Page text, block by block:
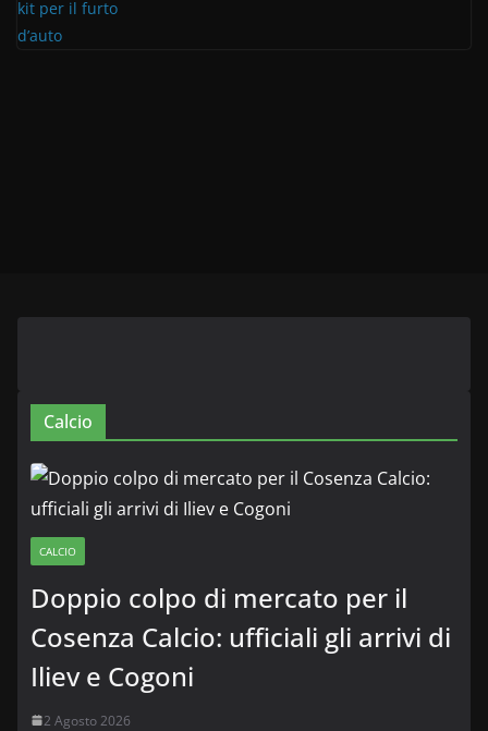
Calcio
CALCIO
Doppio colpo di mercato per il
Cosenza Calcio: ufficiali gli arrivi di
Iliev e Cogoni
2 Agosto 2026